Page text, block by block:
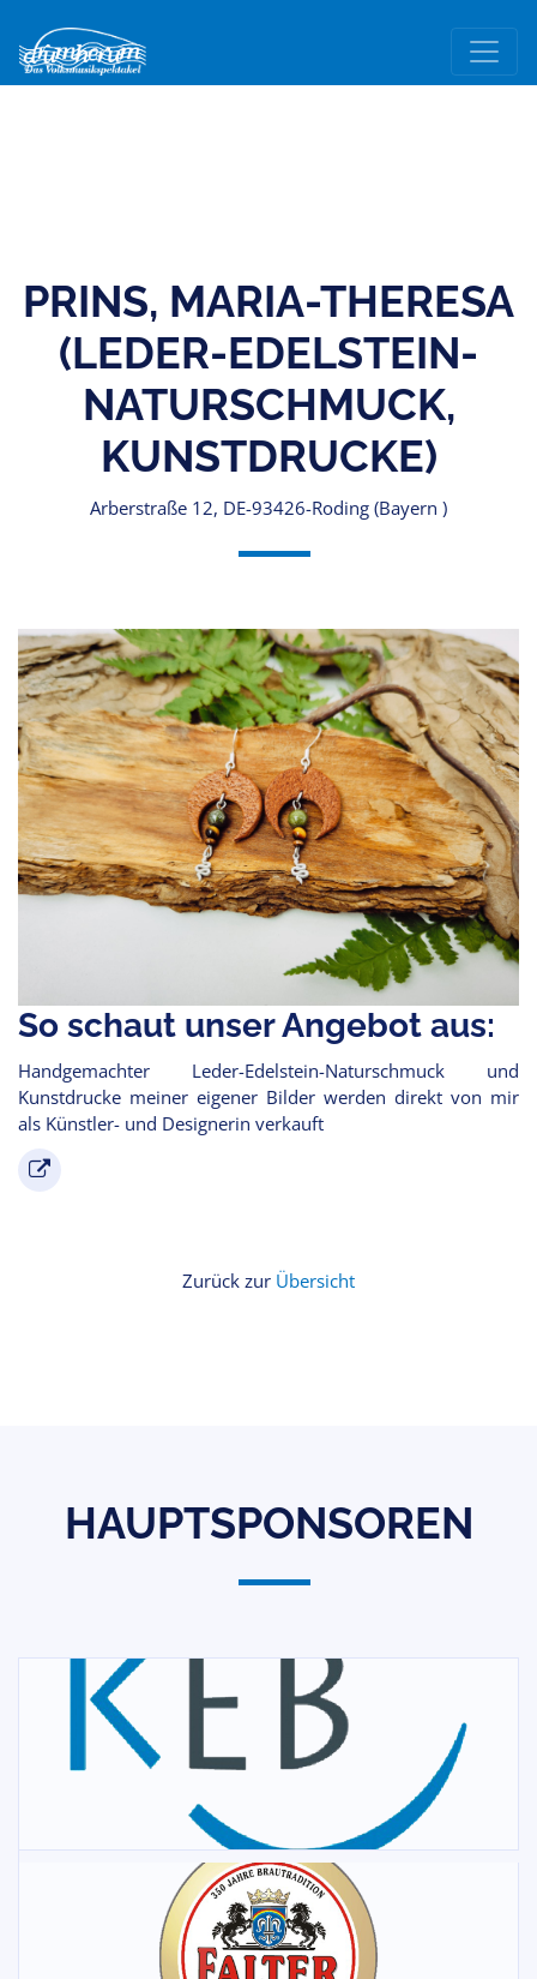
PRINS, MARIA-THERESA
(LEDER-EDELSTEIN-
NATURSCHMUCK,
KUNSTDRUCKE)
Arberstraße 12, DE-93426-Roding (Bayern )
So schaut unser Angebot aus:
Handgemachter Leder-Edelstein-Naturschmuck und
Kunstdrucke meiner eigener Bilder werden direkt von mir
als Künstler- und Designerin verkauft
Zurück zur Übersicht
HAUPTSPONSOREN